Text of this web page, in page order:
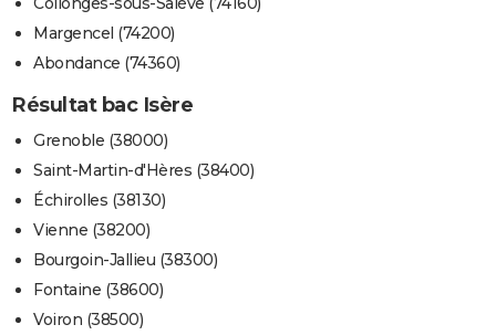
Margencel (74200)
Abondance (74360)
Résultat bac Isère
Grenoble (38000)
Saint-Martin-d'Hères (38400)
Échirolles (38130)
Vienne (38200)
Bourgoin-Jallieu (38300)
Fontaine (38600)
Voiron (38500)